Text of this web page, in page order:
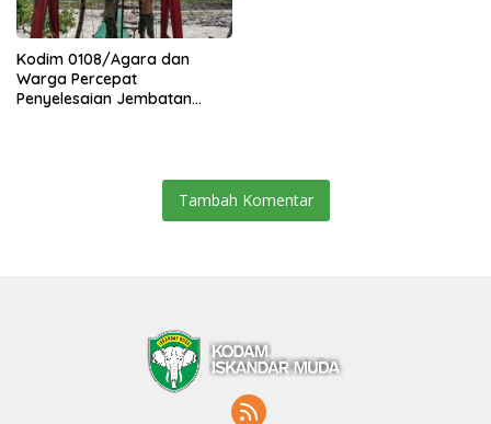
Kodim 0108/Agara dan
Warga Percepat
Penyelesaian Jembatan
Tambah Komentar